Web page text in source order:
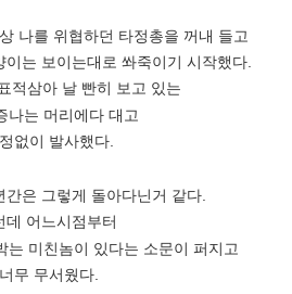
나를 위협하던 타정총을 꺼내 들고
는 보이는대로 쏴죽이기 시작했다.
적삼아 날 빤히 보고 있는
나는 머리에다 대고
없이 발사했다.
간은 그렇게 돌아다닌거 같다.
데 어느시점부터
는 미친놈이 있다는 소문이 퍼지고
너무 무서웠다.